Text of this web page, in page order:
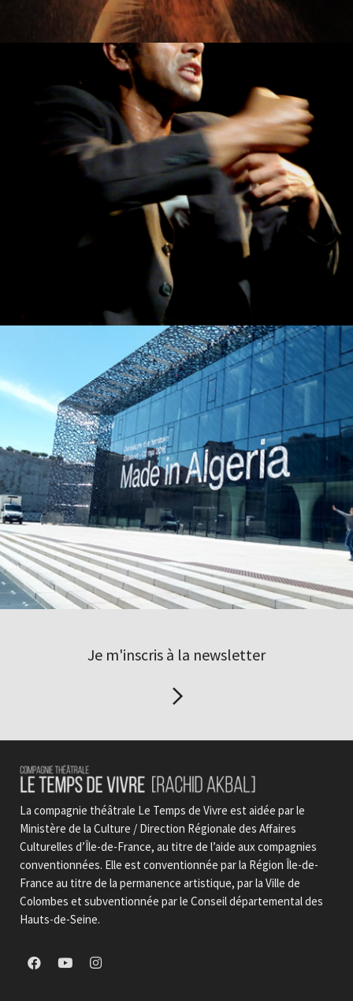
Je m'inscris à la newsletter
La compagnie théâtrale Le Temps de Vivre est aidée par le
Ministère de la Culture / Direction Régionale des Affaires
Culturelles d’Île-de-France, au titre de l’aide aux compagnies
conventionnées. Elle est conventionnée par la Région Île-de-
France au titre de la permanence artistique, par la Ville de
Colombes et subventionnée par le Conseil départemental des
Hauts-de-Seine.